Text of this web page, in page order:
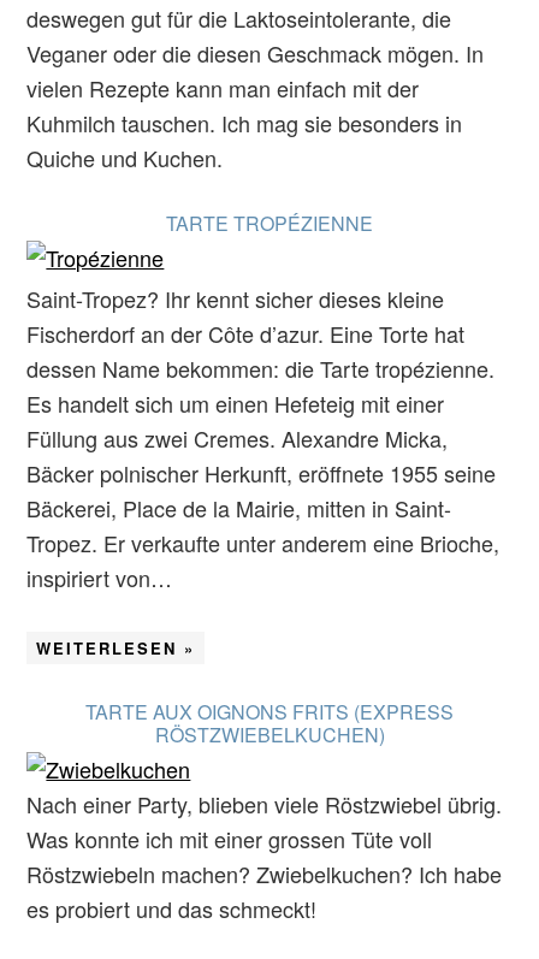
deswegen gut für die Laktoseintolerante, die
Veganer oder die diesen Geschmack mögen. In
vielen Rezepte kann man einfach mit der
Kuhmilch tauschen. Ich mag sie besonders in
Quiche und Kuchen.
TARTE TROPÉZIENNE
Saint-Tropez? Ihr kennt sicher dieses kleine
Fischerdorf an der Côte d’azur. Eine Torte hat
dessen Name bekommen: die Tarte tropézienne.
Es handelt sich um einen Hefeteig mit einer
Füllung aus zwei Cremes. Alexandre Micka,
Bäcker polnischer Herkunft, eröffnete 1955 seine
Bäckerei, Place de la Mairie, mitten in Saint-
Tropez. Er verkaufte unter anderem eine Brioche,
inspiriert von…
WEITERLESEN »
TARTE AUX OIGNONS FRITS (EXPRESS
RÖSTZWIEBELKUCHEN)
Nach einer Party, blieben viele Röstzwiebel übrig.
Was konnte ich mit einer grossen Tüte voll
Röstzwiebeln machen? Zwiebelkuchen? Ich habe
es probiert und das schmeckt!